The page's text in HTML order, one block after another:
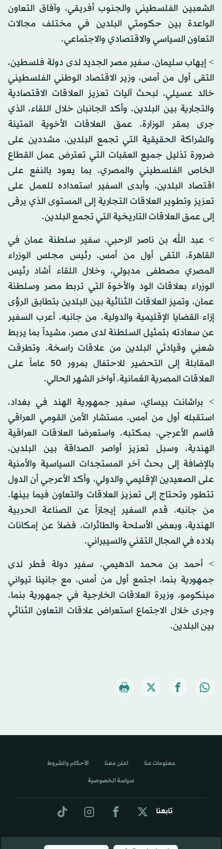
الشعبين الفلسطيني والجنوب أفريقي، وآفاق التعاون
الواعدة بين حكومتي البلدين في مختلف مجالات
التعاون السياسي والاقتصادي والاجتماعي.
> إيهاب سليمان، سفير مصر الجديد لدى دولة فلسطين،
التقى أول من أمس، وزير الاقتصاد الوطني الفلسطيني
خالد عسيلي، لبحث آليات تعزيز العلاقات الاقتصادية
والتجارية بين البلدين. وأكد الجانبان خلال اللقاء، الذي
جرى بمقر الوزارة، عمق العلاقات الأخوية المتينة
والشراكة الحقيقية التي تجمع البلدين، مشددين على
ضرورة تذليل جميع العقبات التي تعترض عمل القطاع
الخاص الفلسطيني والمصري، بما يعود بالنفع على
اقتصاد البلدين، وأبدى السفير استعداده للعمل على
تعزيز وتطوير العلاقات التجارية إلى المستوى الذي يرقى
إلى عمق العلاقات التاريخية التي تجمع البلدين.
> عبد الله بن ناصر الرحبي، سفير سلطنة عمان في
القاهرة، التقى أول من أمس، رئيس مجلس الوزراء
المصري مصطفى مدبولي، وخلال اللقاء أشاد رئيس
الوزراء بعلاقات الود والأخوة التي تربط مصر وسلطنة
عمان، وتميز العلاقات الثنائية بين البلدين بتطابق الرؤى
إزاء القضايا الإقليمية والدولية. من جانبه، أعرب السفير
عن سعادته بتمثيل السلطنة لدى مصر، مشيداً بما يربط
شعبَي وقيادتَي البلدين من علاقات راسخة. وتطرقت
المقابلة إلى التحضير للاحتفال بمرور 50 عاماً على
العلاقات المصرية العُمانية، أواخر الشهر الحالي.
> براشانت بيساي، سفير جمهورية الهند في بغداد،
استقبله أول من أمس، مستشار الأمن القومي العراقي
قاسم الأعرجي، بمكتبه. واستعرضا العلاقات العراقية
الهندية، وسبل تعزيز أواصر الصداقة بين البلدين،
بالإضافة إلى بحث آخر المستجدات السياسية والأمنية
على الصعيدين الإقليمي والدولي، وأكد الأعرجي أن الدول
تتطور وتحتاج إلى تعزيز العلاقات والتعاون فيما بينها.
من جانبه، قدم السفير إيجازاً عن الصناعة الحربية
الهندية، وبعض الأسلحة والطائرات، فضلاً عن إمكانات
بلاده في المجال التقني والسيبراني.
> أحمد بن محمد الدهيمي، سفير دولة قطر لدى
جمهورية بنما، اجتمع أول من أمس، مع جانينا تيواني
مينكومو، وزيرة العلاقات الخارجية في جمهورية بنما.
وجرى خلال الاجتماع استعراض علاقات التعاون الثنائي
بين البلدين.
تابعنا
معلومات عنا اعلن معنا الأحكام والشروط
سياسة الخصوصية